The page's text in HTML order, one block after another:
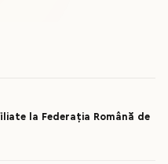
la Federația Română de